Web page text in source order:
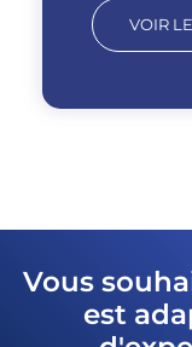
VOIR
Vous
est